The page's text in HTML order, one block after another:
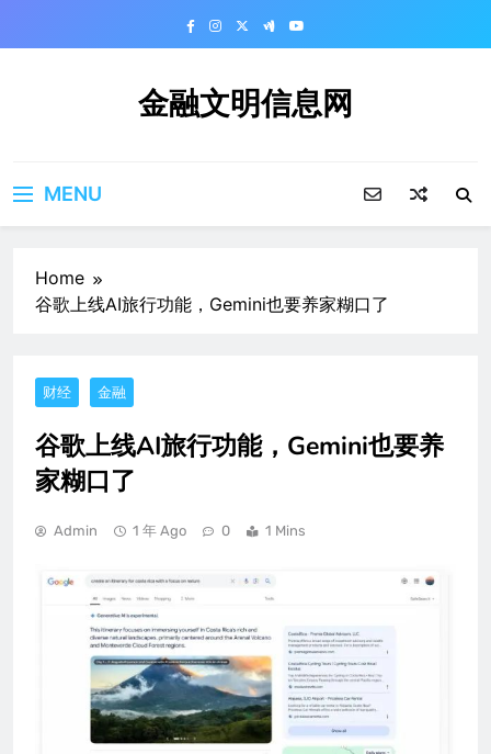
金融文明信息网
MENU
Home
谷歌上线AI旅行功能，Gemini也要养家糊口了
财经 金融
谷歌上线AI旅行功能，Gemini也要养
家糊口了
Admin 1 年 Ago 0 1 Mins